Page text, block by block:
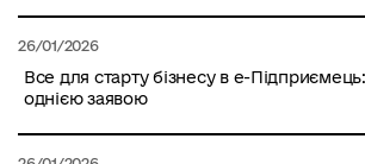
26/01/2026
Все для старту бізнесу в е-
однією заявою